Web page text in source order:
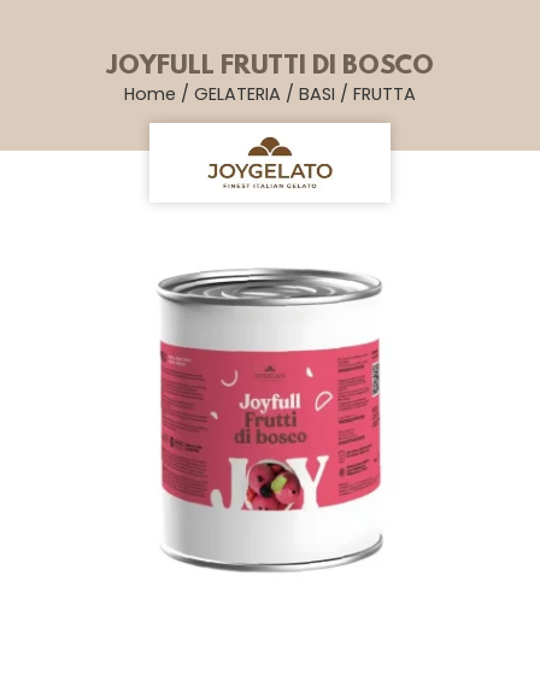
JOYFULL FRUTTI DI BOSCO
Home / GELATERIA / BASI / FRUTTA